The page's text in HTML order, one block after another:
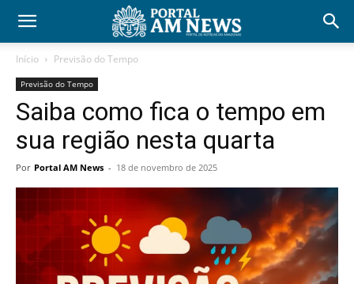
Início Previsão do Tempo
Previsão do Tempo
Saiba como fica o tempo em
sua região nesta quarta
Por Portal AM News - 18 de novembro de 2025